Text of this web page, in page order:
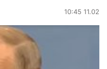
10:45 11.02